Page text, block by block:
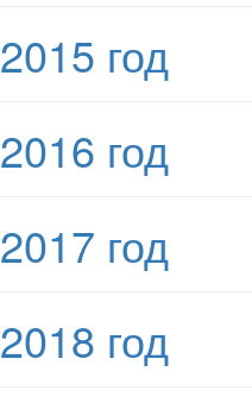
2015 год
2016 год
2017 год
2018 год